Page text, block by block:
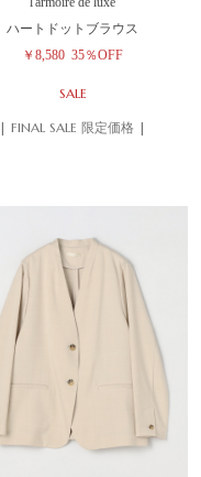
ハートドットブラウス
￥8,580 35％OFF
SALE
| FINAL SALE 限定価格 |